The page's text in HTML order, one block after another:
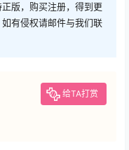
版，购买注册，得到更
有侵权请邮件与我们联
给TA打赏